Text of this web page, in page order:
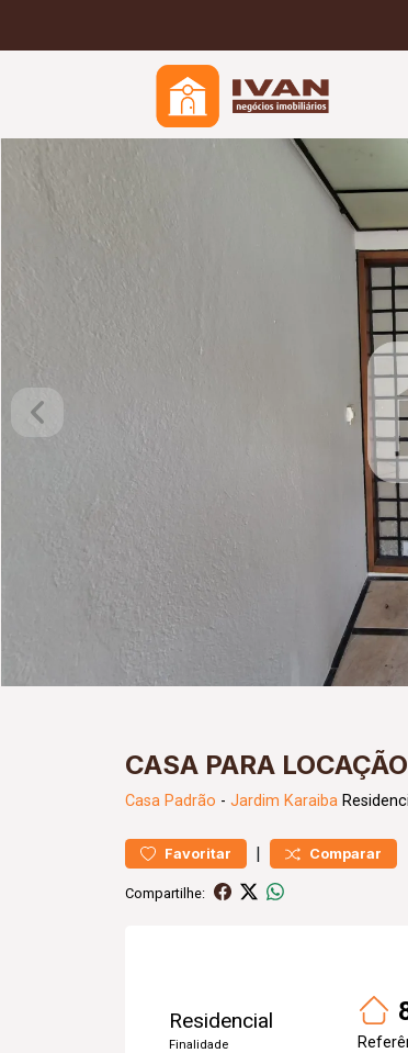
CASA PARA
Casa Padrão - Jardim Karaiba
Favoritar | Comparar
Compartilhe:
Residencial
Finalidade